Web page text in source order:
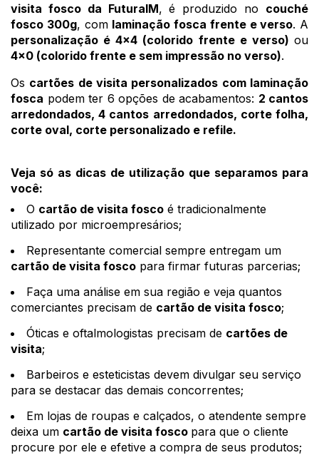
visita fosco da FuturaIM, é produzido no couché
fosco 300g, com laminação fosca frente e verso
personalização é 4x4 (colorido frente e verso)
4x0 (colorido frente e sem impressão no verso).
Os cartões de visita personalizados com laminação
fosca podem ter 6 opções de acabamentos: 2 cantos
arredondados, 4 cantos arredondados, corte folha,
corte oval, corte personalizado e refile.
Veja só as dicas de utilização que separamos para
você:
O cartão de visita fosco é tradicionalmente
utilizado por microempresários;
cartão de visita fosco para firmar futuras parcerias;
Faça uma análise em sua região e veja quantos
comerciantes precisam de cartão de visita fosco;
Óticas e oftalmologistas precisam de cartões de
visita;
Barbeiros e esteticistas devem divulgar seu serviço
para se destacar das demais concorrentes;
Em lojas de roupas e calçados, o atendente sempre
deixa um cartão de visita fosco para que o cliente
procure por ele e efetive a compra de seus produtos;